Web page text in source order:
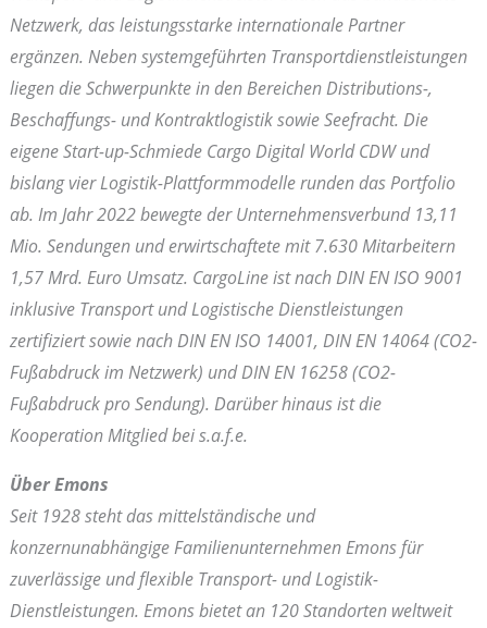
Netzwerk, das leistungsstarke internationale Partner
ergänzen. Neben systemgeführten Transportdienstleistungen
liegen die Schwerpunkte in den Bereichen Distributions-,
Beschaffungs- und Kontraktlogistik sowie Seefracht. Die
eigene Start-up-Schmiede Cargo Digital World CDW und
bislang vier Logistik-Plattformmodelle runden das Portfolio
ab. Im Jahr 2022 bewegte der Unternehmensverbund 13,11
Mio. Sendungen und erwirtschaftete mit 7.630 Mitarbeitern
1,57 Mrd. Euro Umsatz. CargoLine ist nach DIN EN ISO 9001
inklusive Transport und Logistische Dienstleistungen
zertifiziert sowie nach DIN EN ISO 14001, DIN EN 14064 (CO2-
Fußabdruck im Netzwerk) und DIN EN 16258 (CO2-
Fußabdruck pro Sendung). Darüber hinaus ist die
Kooperation Mitglied bei s.a.f.e.
Über Emons
Seit 1928 steht das mittelständische und
konzernunabhängige Familienunternehmen Emons für
zuverlässige und flexible Transport- und Logistik-
Dienstleistungen. Emons bietet an 120 Standorten weltweit